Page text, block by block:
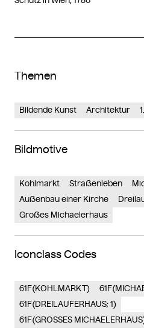
Themen
Bildende Kunst Architektur
Bildmotive
Kohlmarkt Straßenleben
Außenbau einer Kirche
Großes Michaelerhaus
Iconclass Codes
61F(KOHLMARKT)
61F(DREILAUFERHAUS; 1)
61F(GROSSES